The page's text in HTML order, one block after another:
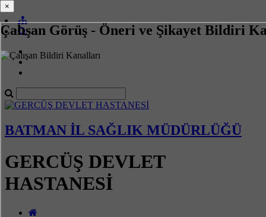
Çalışan Görüş - Öneri ve Şikayet Bildiri
BATMAN İL SAĞLIK MÜDÜRLÜĞÜ
GERCÜŞ DEVLET
HASTANESİ
×